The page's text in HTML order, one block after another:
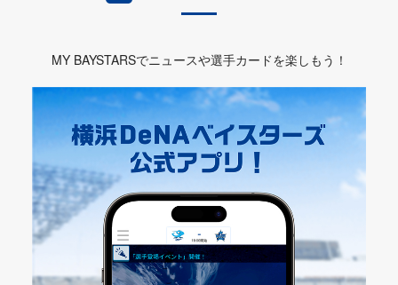
MY BAYSTARSでニュースや選手カードを楽しもう！